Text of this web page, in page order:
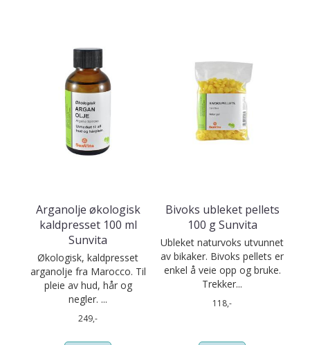
Arganolje økologisk
kaldpresset 100 ml
Sunvita
Økologisk, kaldpresset
arganolje fra Marocco. Til
pleie av hud, hår og
negler. ...
249,-
Bivoks ubleket pellets
100 g Sunvita
Ubleket naturvoks utvunnet
av bikaker. Bivoks pellets er
enkel å veie opp og bruke.
Trekker...
118,-